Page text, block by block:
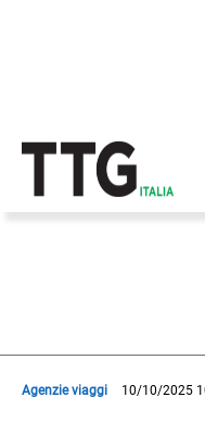
Agenzie viaggi 10/10/2025